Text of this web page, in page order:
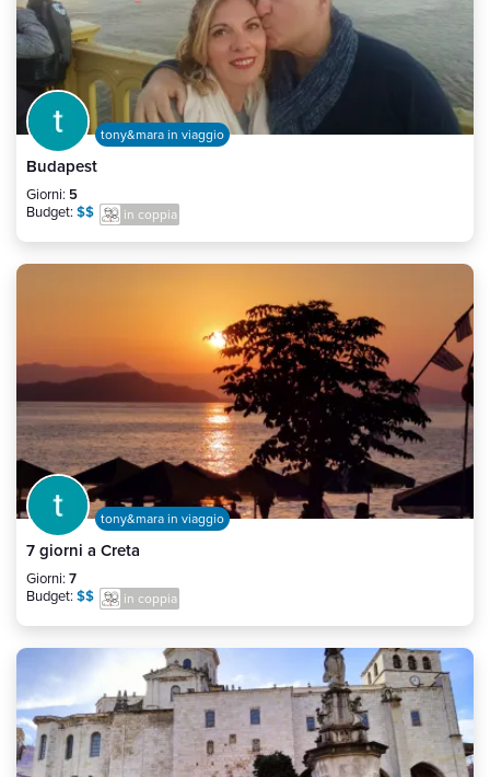
tony&mara in viaggio
Budapest
Giorni: 5
Budget: $$ in coppia
tony&mara in viaggio
7 giorni a Creta
Giorni: 7
Budget: $$ in coppia